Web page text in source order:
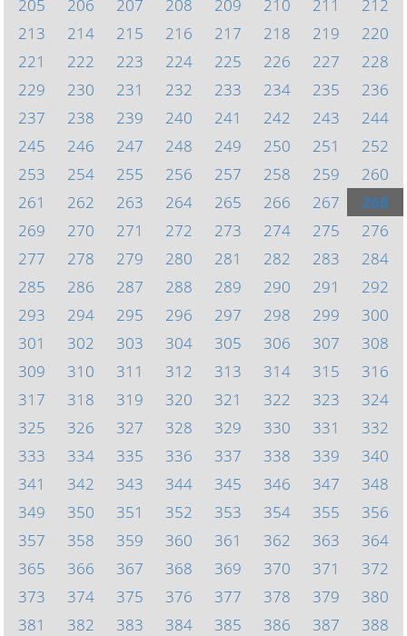
205 206 207 208 209 210 211
212
213
214 215 216 217 218 219
220
221
222 223 224 225 226 227
228
229
230 231 232 233 234 235
236
237
238 239 240 241 242 243
244
245
246 247 248 249 250 251
252
253
254 255 256 257 258 259
260
261
262 263 264 265 266 267
268
269
270 271 272 273 274 275
276
277
278 279 280 281 282 283
284
285
286 287 288 289 290 291
292
293
294 295 296 297 298 299
300
301
302 303 304 305 306 307
308
309
310 311 312 313 314 315
316
317
318 319 320 321 322 323
324
325
326 327 328 329 330 331
332
333
334 335 336 337 338 339
340
341
342 343 344 345 346 347
348
349
350 351 352 353 354 355
356
357
358 359 360 361 362 363
364
365
366 367 368 369 370 371
372
373
374 375 376 377 378 379
380
381
382 383 384 385 386 387
388